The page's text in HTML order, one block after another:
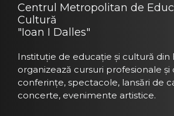
Centrul Metropolitan de
Cultură
"Ioan I Dalles"
Instituție de educație și cultură din
organizează cursuri profesionale și
conferințe, spectacole, lansări de
concerte, evenimente artistice.